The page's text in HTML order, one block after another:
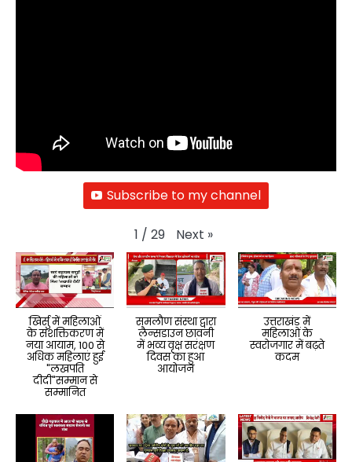
Subscribe to my channel
1 / 29 Next »
खिर्सु में महिलाओं
के सशक्तिकरण में
नया आयाम, 100 से
अधिक महिलाएं हुई
"लखपति
दीदी"सम्मान से
सम्मानित
समलौण संस्था द्वारा
लैन्सडाउन छावनी
में भव्य वृक्ष सरंक्षण
दिवस का हुआ
आयोजन
उत्तराखंड में
महिलाओं के
स्वरोजगार में बढ़ते
कदम